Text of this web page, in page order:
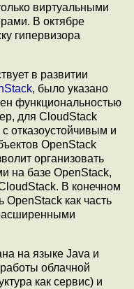
виртуальными
В октябре
гипервизора
в развитии
, было указано
функциональностью
для CloudStack
отказоустойчивым и
OpenStack
организовать
на базе OpenStack,
В конечном
OpenStack как часть
на языке Java и
облачной
как сервис) и